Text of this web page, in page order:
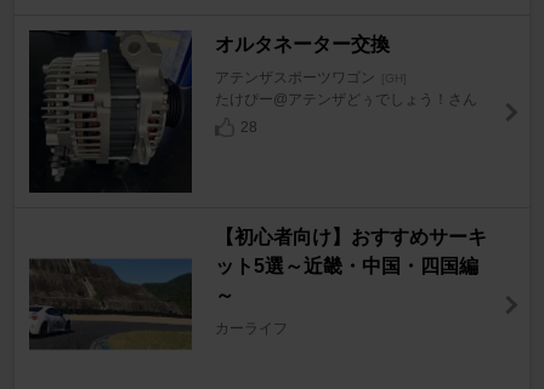
オルタネーター交換
アテンザスポーツワゴン [GH]
たけぴー@アテンザどぅでしょう！さん
28
【初心者向け】おすすめサーキ
ット5選～近畿・中国・四国編
～
カーライフ